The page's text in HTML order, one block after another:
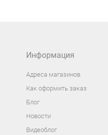
Информация
Адреса магазинов
Как оформить заказ
Блог
Новости
Видеоблог